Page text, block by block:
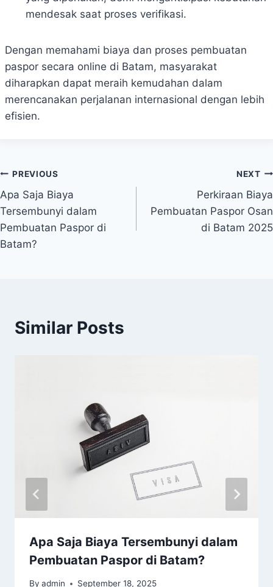
mendesak saat proses verifikasi.
Dengan memahami biaya dan proses pembuatan
paspor secara online di Batam, masyarakat
diharapkan dapat meraih kemudahan dalam
merencanakan perjalanan internasional dengan lebih
efisien.
Post
navigation
PREVIOUS
Apa Saja Biaya
Tersembunyi dalam
Pembuatan Paspor di
Batam?
NEXT
Perkiraan Biaya
Pembuatan Paspor Osan
di Batam 2025
Similar Posts
Apa Saja Biaya Tersembunyi dalam
Pembuatan Paspor di Batam?
By admin September 18, 2025